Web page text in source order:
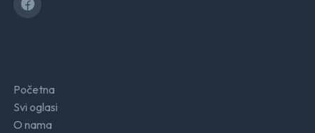
Početna
Svi oglasi
O nama